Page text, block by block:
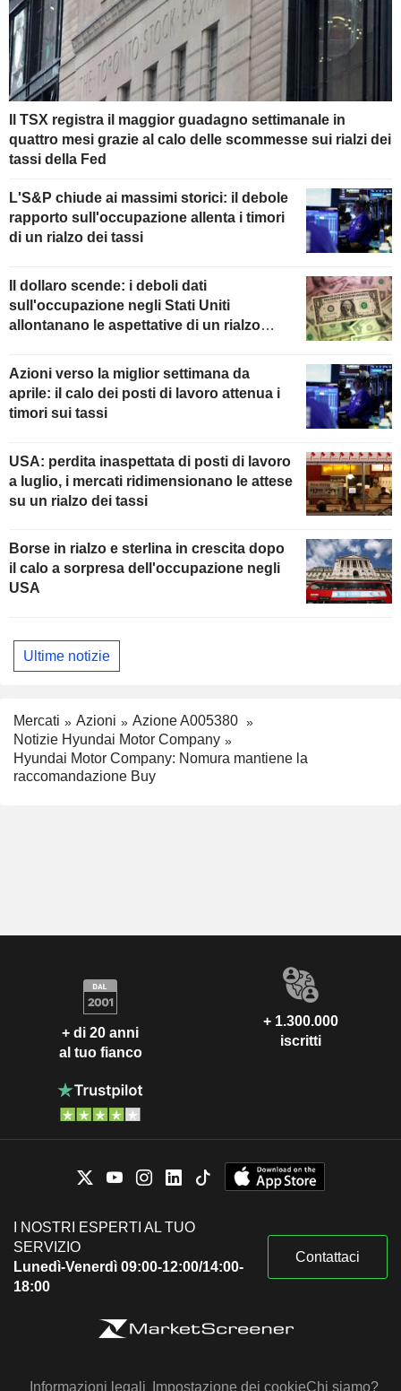
Il TSX registra il maggior guadagno settimanale in
quattro mesi grazie al calo delle scommesse sui rialzi dei
tassi della Fed
L'S&P chiude ai massimi storici: il debole
rapporto sull'occupazione allenta i timori
di un rialzo dei tassi
Il dollaro scende: i deboli dati
sull'occupazione negli Stati Uniti
allontanano le aspettative di un rialzo
Azioni verso la miglior settimana da
aprile: il calo dei posti di lavoro attenua i
timori sui tassi
USA: perdita inaspettata di posti di lavoro
a luglio, i mercati ridimensionano le attese
su un rialzo dei tassi
Borse in rialzo e sterlina in crescita dopo
il calo a sorpresa dell'occupazione negli
USA
Ultime notizie
Mercati Azioni
Azione A005380
Notizie Hyundai Motor Company
Hyundai Motor Company: Nomura mantiene la
raccomandazione Buy
+ di 20 anni
al tuo fianco
+ 1.300.000
iscritti
I NOSTRI ESPERTI AL TUO
SERVIZIO
Lunedì-Venerdì 09:00-12:00/14:00-
18:00
Contattaci
Informazioni legali Impostazione dei cookieChi siamo?